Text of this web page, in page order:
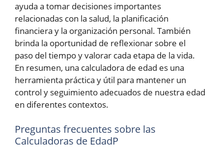
ayuda a tomar decisiones importantes
relacionadas con la salud, la planificación
financiera y la organización personal. También
brinda la oportunidad de reflexionar sobre el
paso del tiempo y valorar cada etapa de la vida.
En resumen, una calculadora de edad es una
herramienta práctica y útil para mantener un
control y seguimiento adecuados de nuestra edad
en diferentes contextos.
Preguntas frecuentes sobre las
Calculadoras de EdadP